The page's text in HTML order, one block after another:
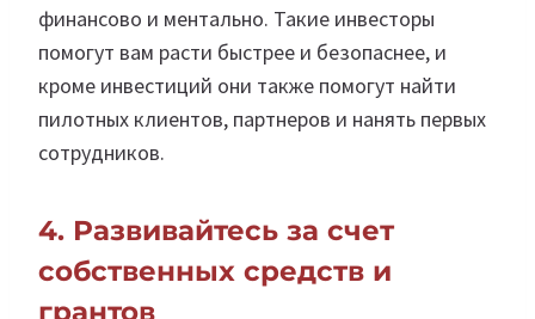
финансово и ментально. Такие инвесторы
помогут вам расти быстрее и безопаснее, и
кроме инвестиций они также помогут найти
пилотных клиентов, партнеров и нанять первых
сотрудников.
4. Развивайтесь за счет
собственных средств и
грантов